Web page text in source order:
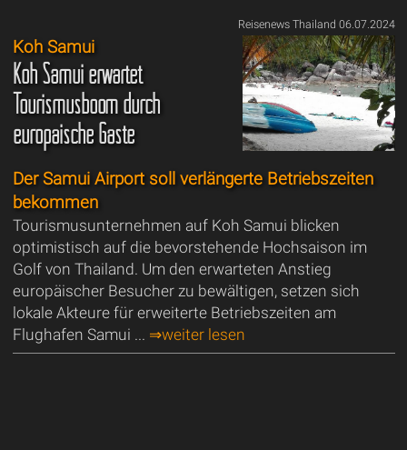
Reisenews Thailand 06.07.2024
Koh Samui
Koh Samui erwartet
Tourismusboom durch
europäische Gäste
Der Samui Airport soll verlängerte Betriebszeiten
bekommen
Tourismusunternehmen auf Koh Samui blicken
optimistisch auf die bevorstehende Hochsaison im
Golf von Thailand. Um den erwarteten Anstieg
europäischer Besucher zu bewältigen, setzen sich
lokale Akteure für erweiterte Betriebszeiten am
Flughafen Samui ... ⇒weiter lesen